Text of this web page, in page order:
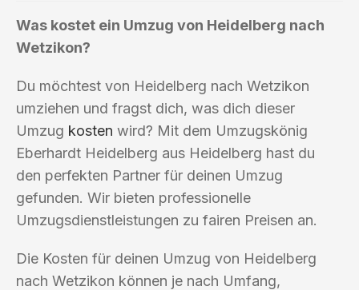
Was kostet ein Umzug von Heidelberg nach
Wetzikon?
Du möchtest von Heidelberg nach Wetzikon
umziehen und fragst dich, was dich dieser
Umzug kosten wird? Mit dem Umzugskönig
Eberhardt Heidelberg aus Heidelberg hast du
den perfekten Partner für deinen Umzug
gefunden. Wir bieten professionelle
Umzugsdienstleistungen zu fairen Preisen an.
Die Kosten für deinen Umzug von Heidelberg
nach Wetzikon können je nach Umfang,